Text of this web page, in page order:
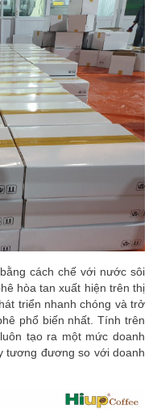
cách chế với nước sôi
hòa tan xuất hiện trên thị
triển nhanh chóng và trở
phổ biến nhất. Tính trên
tạo ra một mức doanh
tương đương so với doanh